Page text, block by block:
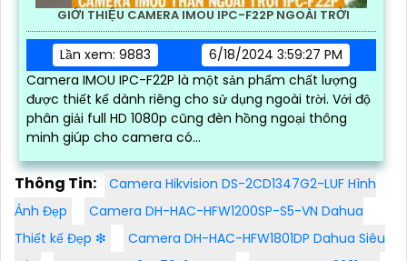
GIỚI THIỆU CAMERA IMOU IPC-F22P NGOÀI TRỜI
Lần xem: 9883
6/18/2024 3:59:27 PM
Camera IMOU IPC-F22P là một sản phẩm chất lượng
được thiết kế dành riêng cho sử dụng ngoài trời. Với độ
phân giải full HD 1080p cũng đèn hồng ngoại thông
minh giúp cho camera có...
Thông Tin:
Camera Hikvision DS-2CD1347G2-LUF Hình
Ảnh Đẹp
Camera DH-HAC-HFW1200SP-S5-VN Dahua
Thiết kế Đẹp ❇
Camera DH-HAC-HFW1801DP Dahua Siêu